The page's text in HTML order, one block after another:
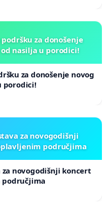
za donošenje
nasilja u porodici!
za donošenje novog
porodici!
za novogodišnji
područjima
novogodišnji koncert
područjima